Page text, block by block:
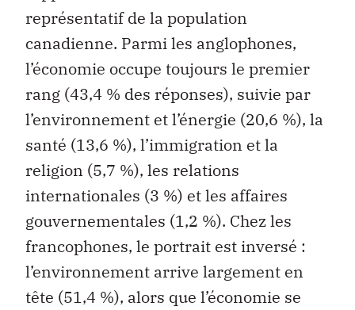
représentatif de la population
canadienne. Parmi les anglophones,
l’économie occupe toujours le premier
rang (43,4 % des réponses), suivie par
l’environnement et l’énergie (20,6 %), la
santé (13,6 %), l’immigration et la
religion (5,7 %), les relations
internationales (3 %) et les affaires
gouvernementales (1,2 %). Chez les
francophones, le portrait est inversé :
l’environnement arrive largement en
tête (51,4 %), alors que l’économie se